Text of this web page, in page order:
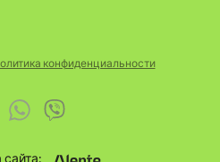
конфиденциальности
сайта: